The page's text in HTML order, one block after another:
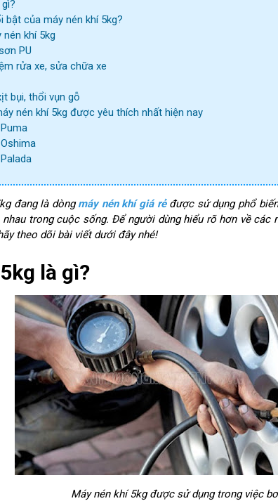
bật của máy nén khí 5kg?
nén khí 5kg
PU
rửa xe, sửa chữa xe
bụi, thổi vụn gỗ
nén khí 5kg được yêu thích nhất hiện nay
đang là dòngmáy nén khí giá rẻđược sử dụng phổ
trong cuộc sống. Để người dùng hiểu rõ hơn về các
theo dõi bài viết dưới đây nhé!
là gì?
Máy nén khí 5kg được sử dụng trong việc